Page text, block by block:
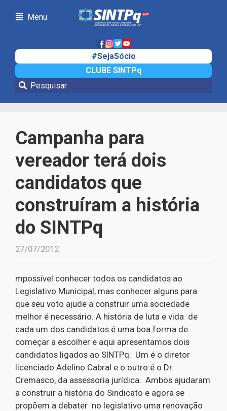
Menu
#SejaSócio
CLUBE SINTPq
Notícias
Campanha para
vereador terá dois
candidatos que
construíram a história
do SINTPq
27/07/2012
mpossível conhecer todos os candidatos ao
Legislativo Municipal, mas conhecer alguns para
que seu voto ajude a construir uma sociedade
melhor é necessário. A história de luta e vida de
cada um dos candidatos é uma boa forma de
começar a escolher e aqui apresentamos dois
candidatos ligados ao SINTPq. Um é o diretor
licenciado Adelino Cabral e o outro é o Dr.
Cremasco, da assessoria jurídica. Ambos ajudaram
a construir a história do Sindicato e agora se
propõem a debater no legislativo uma renovação